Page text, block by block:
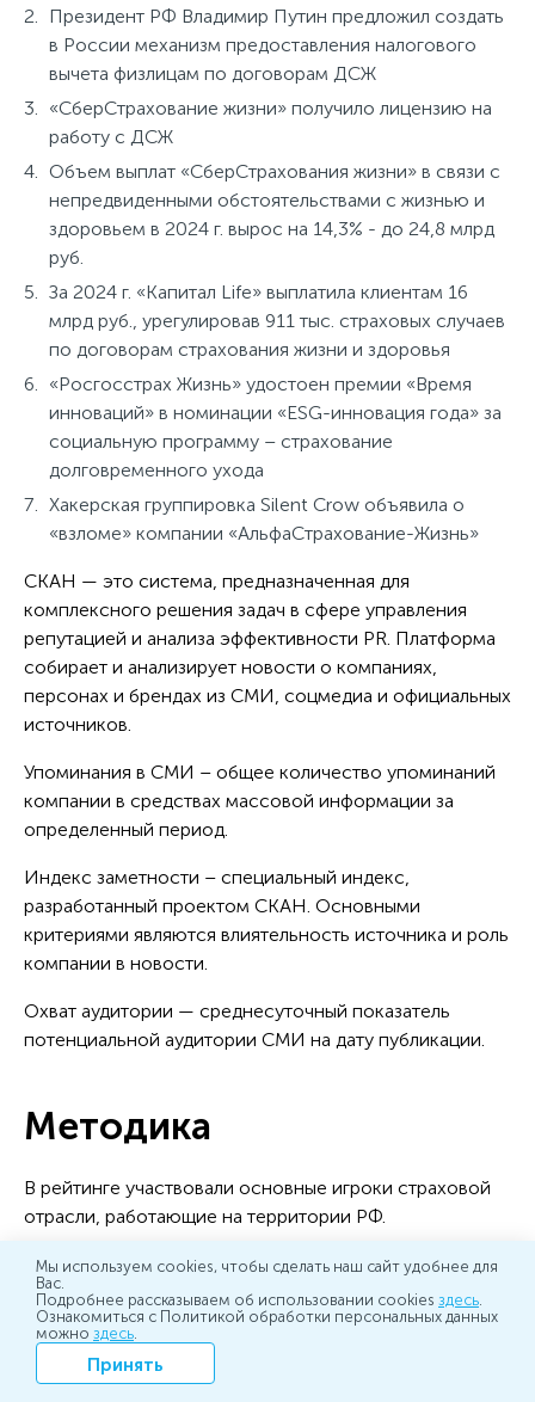
Президент РФ Владимир Путин предложил создать
в России механизм предоставления налогового
вычета физлицам по договорам ДСЖ
«СберСтрахование жизни» получило лицензию на
работу с ДСЖ
Объем выплат «СберСтрахования жизни» в связи с
непредвиденными обстоятельствами с жизнью и
здоровьем в 2024 г. вырос на 14,3% - до 24,8 млрд
руб.
За 2024 г. «Капитал Life» выплатила клиентам 16
млрд руб., урегулировав 911 тыс. страховых случаев
по договорам страхования жизни и здоровья
«Росгосстрах Жизнь» удостоен премии «Время
инноваций» в номинации «ESG-инновация года» за
социальную программу – страхование
долговременного ухода
Хакерская группировка Silent Crow объявила о
«взломе» компании «АльфаСтрахование-Жизнь»
СКАН — это система, предназначенная для
комплексного решения задач в сфере управления
репутацией и анализа эффективности PR. Платформа
собирает и анализирует новости о компаниях,
персонах и брендах из СМИ, соцмедиа и официальных
источников.
Упоминания в СМИ – общее количество упоминаний
компании в средствах массовой информации за
определенный период.
Индекс заметности – специальный индекс,
разработанный проектом СКАН. Основными
критериями являются влиятельность источника и роль
компании в новости.
Охват аудитории — среднесуточный показатель
потенциальной аудитории СМИ на дату публикации.
Методика
В рейтинге участвовали основные игроки страховой
отрасли, работающие на территории РФ.
Рейтинги построены на основе базы СМИ системы
«СКАН», которая включает на данный момент более
76 тыс. СМИ: ТВ, радио, газеты, журналы,
информационные агентства и интернет-СМИ.
Мы используем cookies, чтобы сделать наш сайт удобнее для
Вас.
Подробнее рассказываем об использовании cookies здесь.
Ознакомиться с Политикой обработки персональных данных
можно здесь.
Принять